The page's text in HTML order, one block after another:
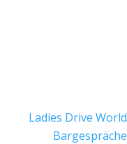
Ladies Drive World
Bargespräche